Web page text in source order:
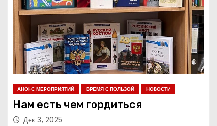
АНОНС МЕРОПРИЯТИЙ ВРЕМЯ С ПОЛЬЗОЙ НОВОСТИ
Нам есть чем гордиться
Дек 3, 2025